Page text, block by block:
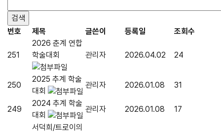
번호 제목 글쓴이 등록일 조회수
251
2026 춘계 연합
학술대회
관리자 2026.04.02 24
250
2025 추계 학술
대회
관리자 2026.01.08 31
249
2024 추계 학술
대회
관리자 2026.01.08 17
서덕희/트로이의